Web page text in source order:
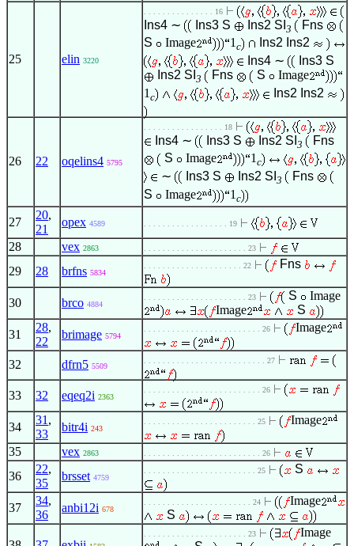
25 elin 3220
. . . . . . . . . . . . . . . 16
Ins4 ∼ Ins3 S Ins2 SI 3
Fns
S
Image 1 c Ins2 Ins2
Ins4 ∼ Ins3 S
Ins2 SI 3 Fns S
Image
1 c Ins2 Ins2
26 22 oqelins4 5795
. . . . . . . . . . . . . . . . . 18
Ins4 ∼ Ins3 S Ins2 SI 3
Fns
S
Image 1 c
∼ Ins3 S Ins2 SI 3
Fns
S
Image 1 c
27
20,
21
opex 4589 . . . . . . . . . . . . . . . . . . 19
28 vex 2863 . . . . . . . . . . . . . . . . . . . . . . 23
29 28 brfns 5834
. . . . . . . . . . . . . . . . . . . . . 22 Fns
30 brco 4884
. . . . . . . . . . . . . . . . . . . . . . 23 S
Image
Image
S
31
28,
22
brimage 5794
. . . . . . . . . . . . . . . . . . . . . . . . . 26 Image
32 dfrn5 5509
. . . . . . . . . . . . . . . . . . . . . . . . . . 27
33 32 eqeq2i 2363
. . . . . . . . . . . . . . . . . . . . . . . . . 26
34
31 ,
33
bitr4i 243
. . . . . . . . . . . . . . . . . . . . . . . . 25 Image
35 vex 2863 . . . . . . . . . . . . . . . . . . . . . . . . . 26
36
22,
35
brsset 4759
. . . . . . . . . . . . . . . . . . . . . . . . 25 S
37
34,
36
anbi12i 678
. . . . . . . . . . . . . . . . . . . . . . . 24
Image
S
. . . . . . . . . . . . . . . . . . . . . . 23
Image